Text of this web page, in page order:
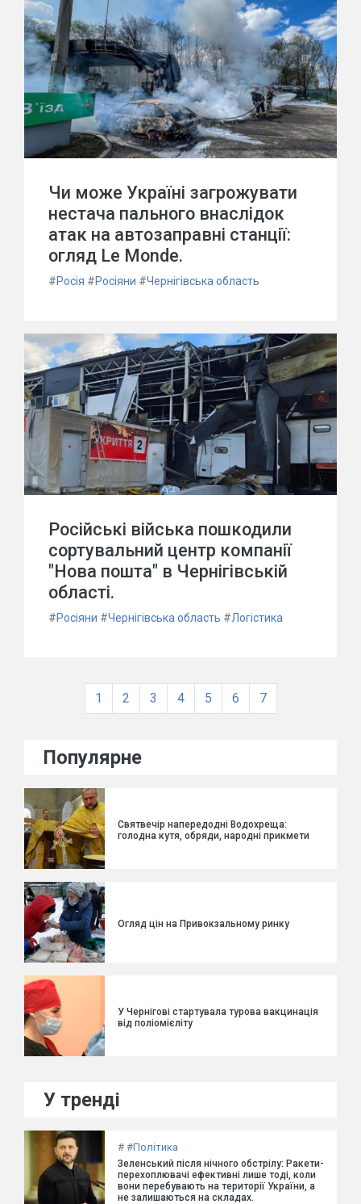
Чи може Україні загрожувати
нестача пального внаслідок
атак на автозаправні станції:
огляд Le Monde.
#Росія #Росіяни #Чернігівська область
Російські війська пошкодили
сортувальний центр компанії
"Нова пошта" в Чернігівській
області.
#Росіяни #Чернігівська область #Логістика
1 2 3 4 5 6 7
Популярне
Святвечір напередодні Водохреща:
голодна кутя, обряди, народні прикмети
Огляд цін на Привокзальному ринку
У Чернігові стартувала турова вакцинація
від поліомієліту
У тренді
# #Політика
Зеленський після нічного обстрілу: Ракети-
перехоплювачі ефективні лише тоді, коли
вони перебувають на території України, а
не залишаються на складах.